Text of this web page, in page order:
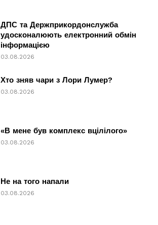
ДПС та Держприкордонслужба
удосконалюють електронний обмін
інформацією
03.08.2026
Хто зняв чари з Лори Лумер?
03.08.2026
«В мене був комплекс вцілілого»
03.08.2026
Не на того напали
03.08.2026